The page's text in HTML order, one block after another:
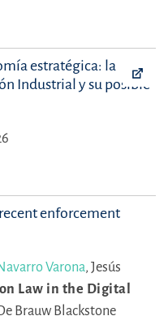
estratégica: la
Industrial y su posible
enforcement
Varona, Jesús
Law in the Digital
Brauw Blackstone